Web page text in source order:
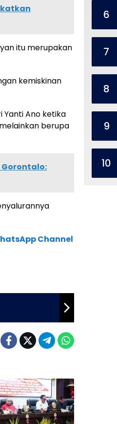
itu merupakan
kemiskinan
Yanti Ano ketika
berupa
Gorontalo:
Channel
6
7
8
9
10